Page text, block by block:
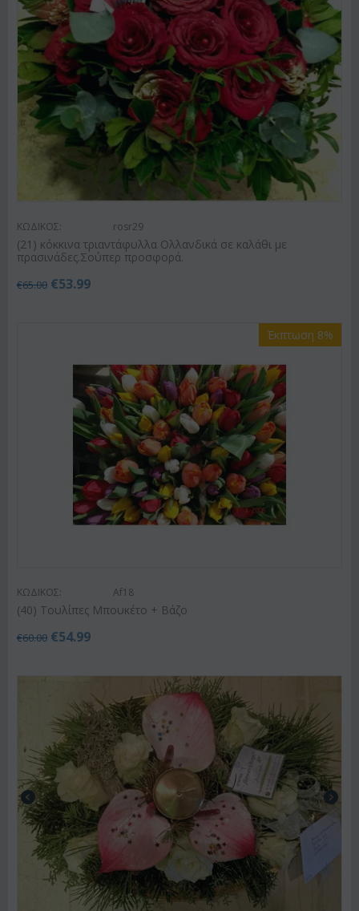
ΚΩΔΙΚΟΣ: rosr29
(21) κόκκινα τριαντάφυλλα Ολλανδικά σε καλάθι με
πρασινάδες.Σούπερ προσφορά.
€65.00 €53.99
Έκπτωση 8%
ΚΩΔΙΚΟΣ: Af18
(40) Τουλίπες Μπουκέτο + Βάζο
€60.00 €54.99